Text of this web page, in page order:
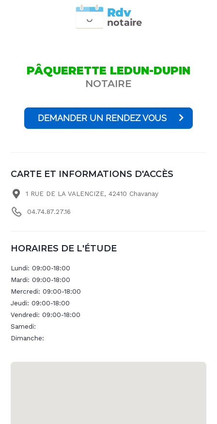
notaire
Rdv
PÂQUERETTE LEDUN-DUPIN
NOTAIRE
DEMANDER UN RENDEZ VOUS
CARTE ET INFORMATIONS D'ACCÈS
1 RUE DE LA VALENCIZE, 42410 Chavanay
04.74.87.27.16
HORAIRES DE L'ÉTUDE
Lundi:09:00-18:00
Mardi:09:00-18:00
Mercredi:09:00-18:00
Jeudi:09:00-18:00
Vendredi:09:00-18:00
Samedi:
Dimanche: